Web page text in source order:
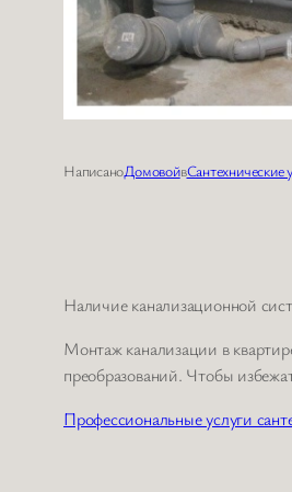
НаписаноДомовойвСантехнические
Наличие канализационной
Монтаж канализации в
преобразований. Чтобы
Профессиональные услуги